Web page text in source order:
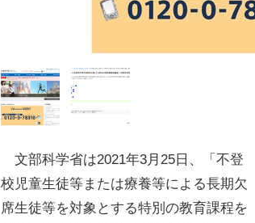
文部科学省は2021年3月25日、「不登
校児童生徒等または療養等による長期欠
席生徒等を対象とする特別の教育課程を